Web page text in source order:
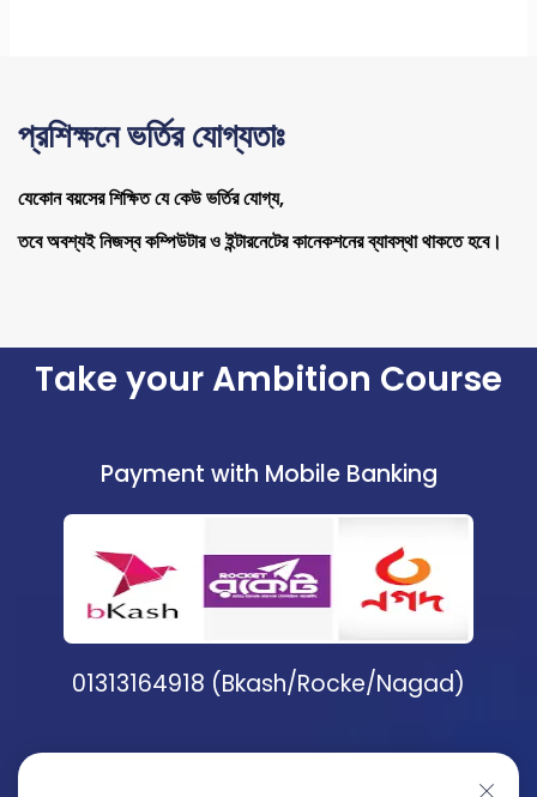
প্রশিক্ষনে ভর্তির যোগ্যতাঃ
যেকোন বয়সের শিক্ষিত যে কেউ ভর্তির যোগ্য,
তবে অবশ্যই নিজস্ব কম্পিউটার ও ইন্টারনেটের কানেকশনের ব্যাবস্থা থাকতে হবে।
Take your Ambition Course
Payment with Mobile Banking
01313164918 (Bkash/Rocke/Nagad)